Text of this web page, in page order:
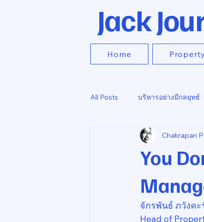
Jack
Home
All Posts บริหารอย่างมีกลยุทธ์
You
Chakrapan
จักรพันธ์ ภวังค
Head of